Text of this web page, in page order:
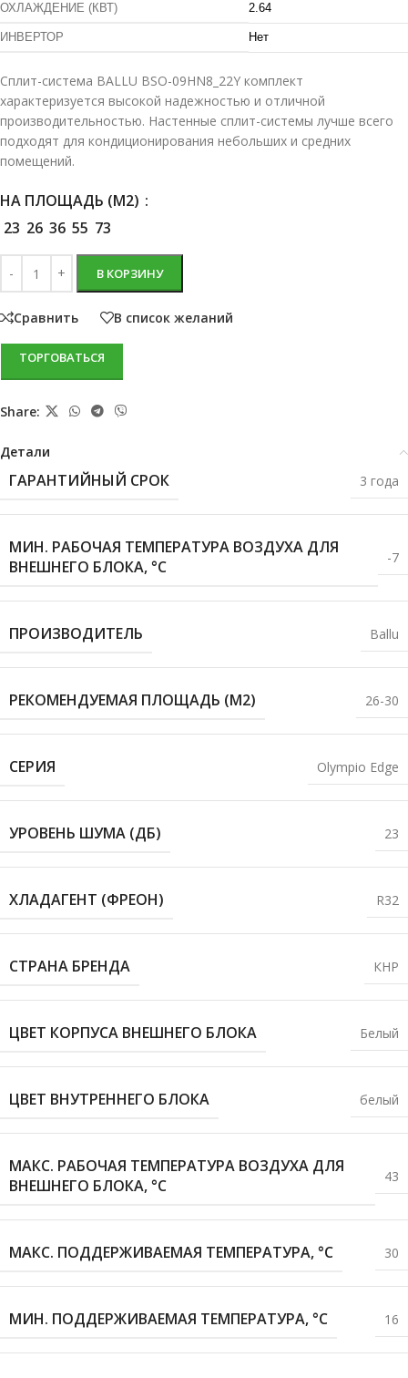
ОХЛАЖДЕНИЕ (КВТ) 2.64
ИНВЕРТОР Нет
Сплит-система BALLU BSO-09HN8_22Y комплект
характеризуется высокой надежностью и отличной
производительностью. Настенные сплит-системы лучше всего
подходят для кондиционирования небольших и средних
помещений.
НА ПЛОЩАДЬ (М2)
23 26 36 55 73
В КОРЗИНУ
Сравнить В список желаний
ТОРГОВАТЬСЯ
Share:
Детали
ГАРАНТИЙНЫЙ СРОК 3 года
МИН. РАБОЧАЯ ТЕМПЕРАТУРА ВОЗДУХА ДЛЯ
ВНЕШНЕГО БЛОКА, °С
-7
ПРОИЗВОДИТЕЛЬ Ballu
РЕКОМЕНДУЕМАЯ ПЛОЩАДЬ (М2) 26-30
СЕРИЯ Olympio Edge
УРОВЕНЬ ШУМА (ДБ) 23
ХЛАДАГЕНТ (ФРЕОН) R32
СТРАНА БРЕНДА КНР
ЦВЕТ КОРПУСА ВНЕШНЕГО БЛОКА Белый
ЦВЕТ ВНУТРЕННЕГО БЛОКА белый
МАКС. РАБОЧАЯ ТЕМПЕРАТУРА ВОЗДУХА ДЛЯ
ВНЕШНЕГО БЛОКА, °С
43
МАКС. ПОДДЕРЖИВАЕМАЯ ТЕМПЕРАТУРА, °С 30
МИН. ПОДДЕРЖИВАЕМАЯ ТЕМПЕРАТУРА, °С 16